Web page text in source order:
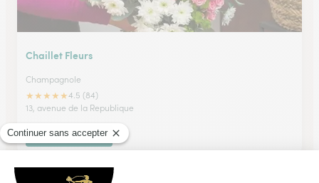
Chaillet Fleurs
Champagnole
★★★★★4.5 (84)
13, avenue de la Republique
Voir la boutique